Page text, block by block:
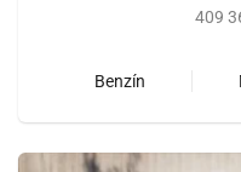
409
Benzín